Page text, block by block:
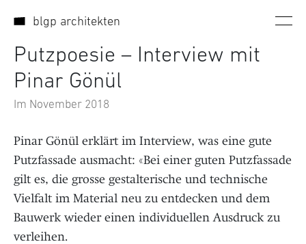
blgp architekten
Putzpoesie – Interview mit
Pinar Gönül
Im November 2018
Pinar Gönül erklärt im Interview, was eine gute
Putzfassade ausmacht: «Bei einer guten Putzfassade
gilt es, die grosse gestalterische und technische
Vielfalt im Material neu zu entdecken und dem
Bauwerk wieder einen individuellen Ausdruck zu
verleihen.